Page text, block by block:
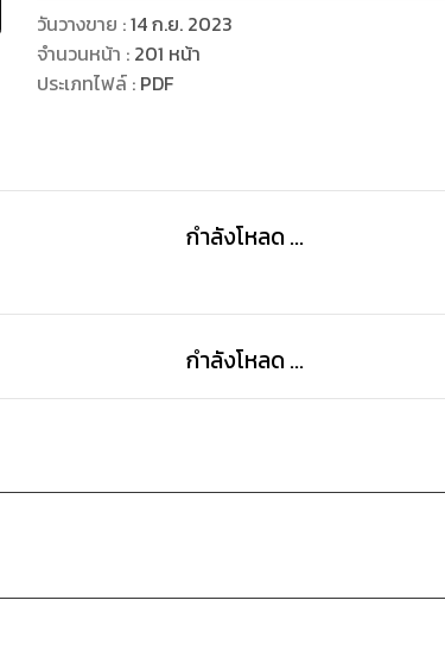
วันวางขาย :14 ก.ย. 2023
จำนวนหน้า : 201 หน้า
ประเภทไฟล์: PDF
กำลังโหลด ...
กำลังโหลด ...